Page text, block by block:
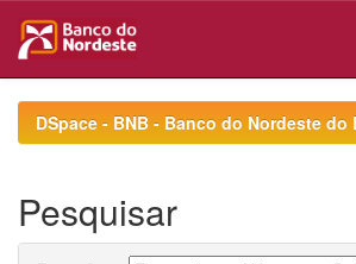
navigationDSpace - BNB - Banco do Nordeste do
Pesquisar